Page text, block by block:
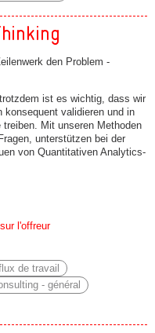
den Problem -
ist es wichtig, dass wir
konsequent validieren und in
Mit unseren Methoden
unterstützen bei der
von Quantitativen Analytics-
l'offreur
de travail
- général